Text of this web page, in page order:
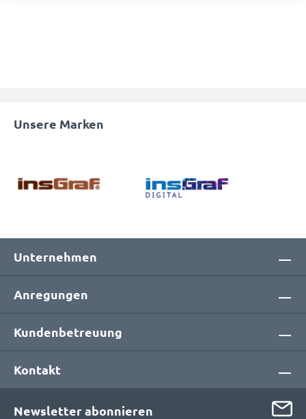
Unsere Marken
Unternehmen
Anregungen
Kundenbetreuung
Kontakt
Newsletter abonnieren